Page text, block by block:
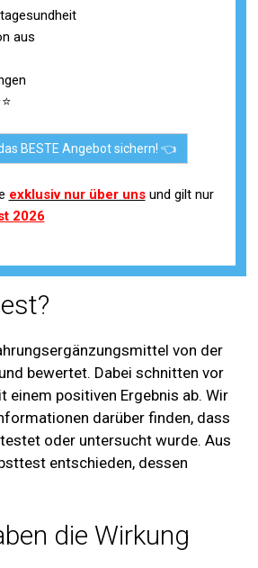
aus
BESTE Angebot sichern! 👈
exklusiv nur über unsund gilt nur
2026
von der
bewertet. Dabei schnitten vor
positiven Ergebnis ab. Wir
darüber finden, dass
oder untersucht wurde. Aus
entschieden, dessen
die Wirkung